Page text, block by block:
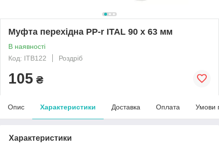
Муфта перехідна PP-r ITAL 90 x 63 мм
В наявності
Код: ITB122
Роздріб
105 ₴
Опис Характеристики Доставка Оплата Умови
Характеристики